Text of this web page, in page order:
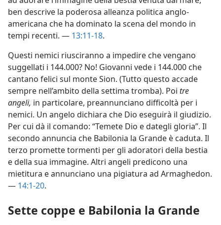
ben descrive la poderosa alleanza politica anglo-
americana che ha dominato la scena del mondo in
tempi recenti. — 13:11-18.
Questi nemici riusciranno a impedire che vengano
suggellati i 144.000? No! Giovanni vede i 144.000 che
cantano felici sul monte Sion. (Tutto questo accade
sempre nell’ambito della settima tromba). Poi tre
angeli, in particolare, preannunciano difficoltà per i
nemici. Un angelo dichiara che Dio eseguirà il giudizio.
Per cui dà il comando: “Temete Dio e dategli gloria”. Il
secondo annuncia che Babilonia la Grande è caduta. Il
terzo promette tormenti per gli adoratori della bestia
e della sua immagine. Altri angeli predicono una
mietitura e annunciano una pigiatura ad Armaghedon.
— 14:1-20.
Sette coppe e Babilonia la Grande